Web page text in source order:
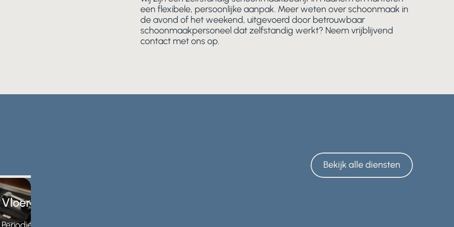
een flexibele, persoonlijke aanpak. Meer weten over schoonmaak in
de avond of het weekend, uitgevoerd door betrouwbaar
schoonmaakpersoneel dat zelfstandig werkt? Neem vrijblijvend
contact met ons op.
Bekijk alle diensten
Bekijk alle diensten
Vloeronderhoud